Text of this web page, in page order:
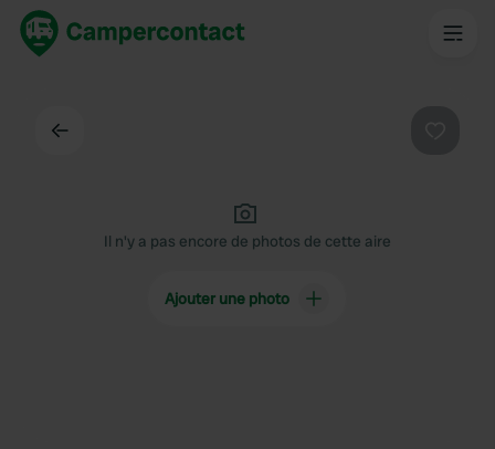
Il n'y a pas encore de photos de cette aire
Ajouter une photo